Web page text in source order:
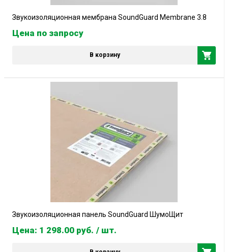
Звукоизоляционная мембрана SoundGuard Membranе 3.8
Цена по запросу
В корзину
Звукоизоляционная панель SoundGuard ШумоЩит
Цена: 1 298.00 руб. / шт.